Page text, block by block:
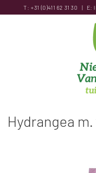
naar
T:+31 (0)411 62 31 30 | E:
Hydrangea m.